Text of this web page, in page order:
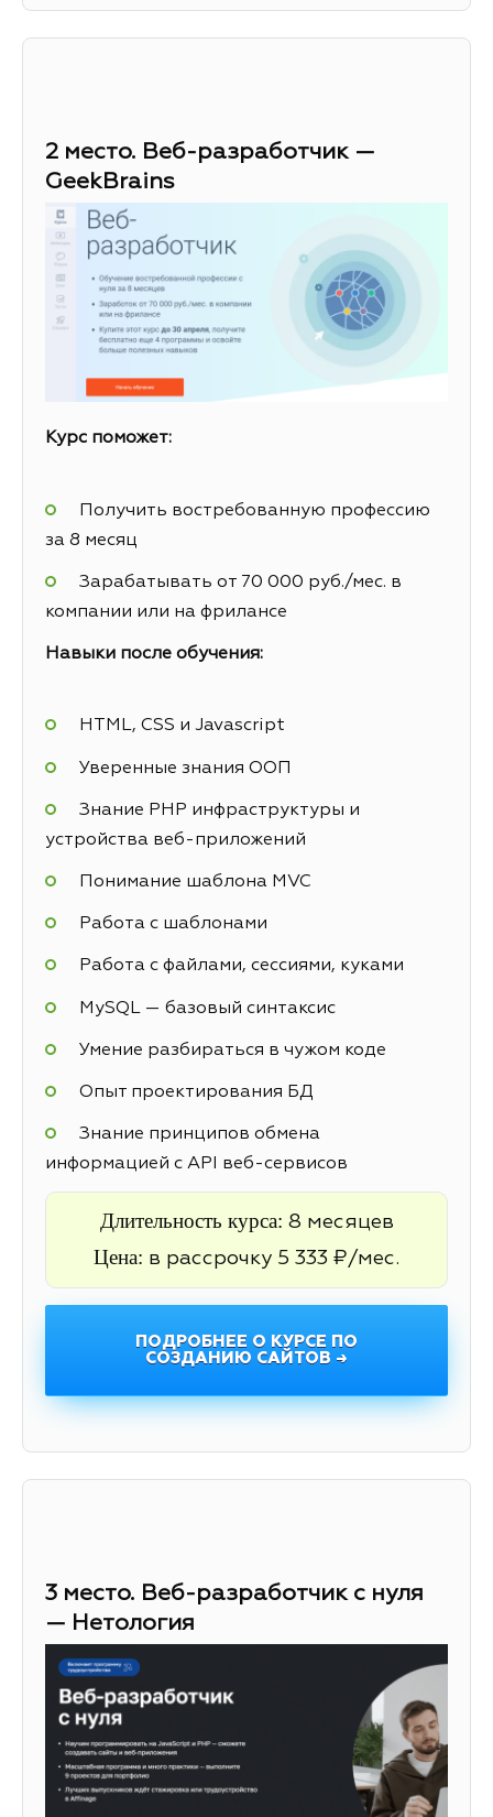
2 место. Веб-разработчик —
GeekBrains
Курс поможет:
Получить востребованную профессию
за 8 месяц
Зарабатывать от 70 000 руб./мес. в
компании или на фрилансе
Навыки после обучения:
HTML, CSS и Javascript
Уверенные знания ООП
Знание PHP инфраструктуры и
устройства веб-приложений
Понимание шаблона MVC
Работа с шаблонами
Работа с файлами, сессиями, куками
MySQL — базовый синтаксис
Умение разбираться в чужом коде
Опыт проектирования БД
Знание принципов обмена
информацией с API веб-сервисов
Длительность курса: 8 месяцев
Цена: в рассрочку 5 333 ₽/мес.
ПОДРОБНЕЕ О КУРСЕ ПО
СОЗДАНИЮ САЙТОВ →
3 место. Веб-разработчик с нуля
— Нетология